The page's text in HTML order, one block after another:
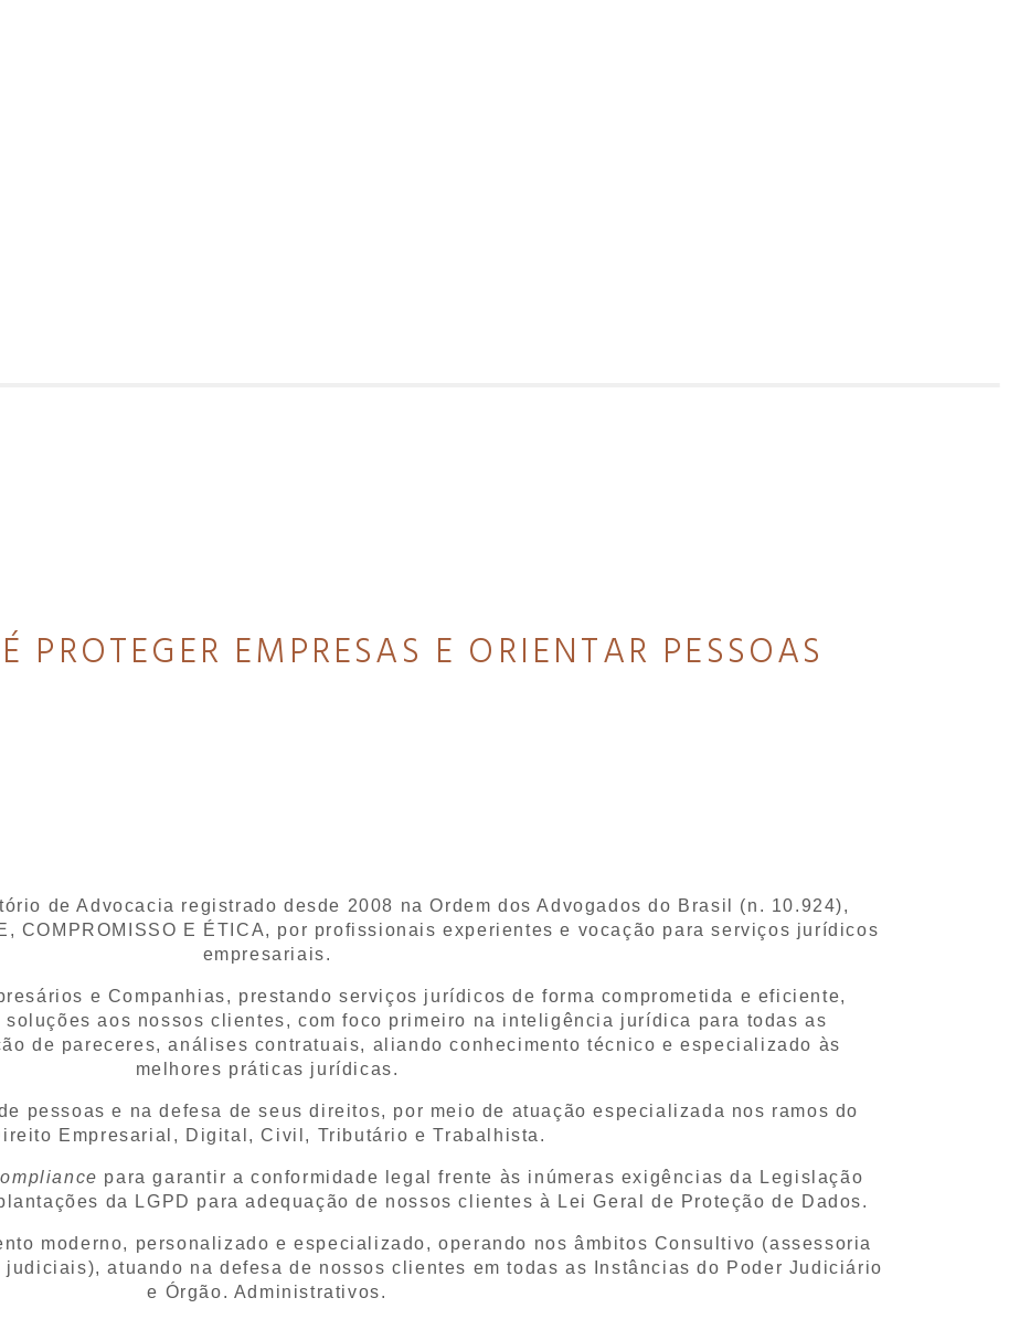
PROTEGER EMPRESAS E ORIENTAR PESSOAS
de Advocacia registrado desde 2008 na Ordem dos Advogados do Brasil (n. 10.924),
COMPROMISSO E ÉTICA, por profissionais experientes e vocação para serviços jurídicos
empresariais.
e Companhias, prestando serviços jurídicos de forma comprometida e eficiente,
soluções aos nossos clientes, com foco primeiro na inteligência jurídica para todas as
de pareceres, análises contratuais, aliando conhecimento técnico e especializado às
melhores práticas jurídicas.
pessoas e na defesa de seus direitos, por meio de atuação especializada nos ramos do
Empresarial, Digital, Civil, Tributário e Trabalhista.
para garantir a conformidade legal frente às inúmeras exigências da Legislação
da LGPD para adequação de nossos clientes à Lei Geral de Proteção de Dados.
moderno, personalizado e especializado, operando nos âmbitos Consultivo (assessoria
atuando na defesa de nossos clientes em todas as Instâncias do Poder Judiciário
e Órgão. Administrativos.